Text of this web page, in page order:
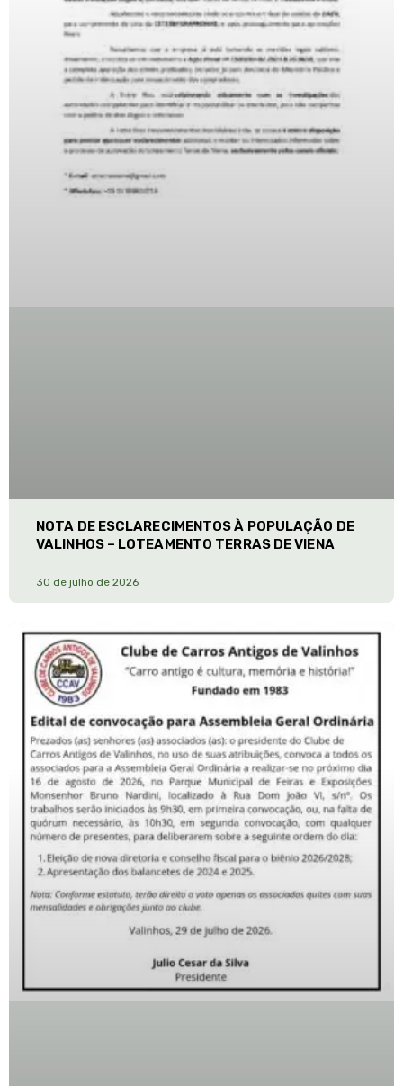
NOTA DE ESCLARECIMENTOS À POPULAÇÃO DE
VALINHOS – LOTEAMENTO TERRAS DE VIENA
30 de julho de 2026